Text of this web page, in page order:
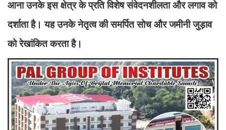
आना उनके इस क्षेत्र के प्रति विशेष संवेदनशीलता और लगाव को
दर्शाता है। यह उनके नेतृत्व की समर्पित सोच और जमीनी जुड़ाव
को रेखांकित करता है।